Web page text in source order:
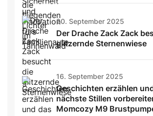
20. September 2025
Der Drache Zack Zack
glitzernde Sternenwiese
16. September 2025
Geschichten erzählen
nächste Stillen
Momcozy M9